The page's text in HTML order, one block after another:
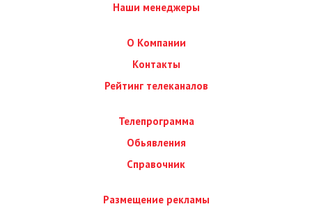
Наши менеджеры
О Компании
Контакты
Рейтинг телеканалов
Телепрограмма
Обьявления
Справочник
Размещение рекламы